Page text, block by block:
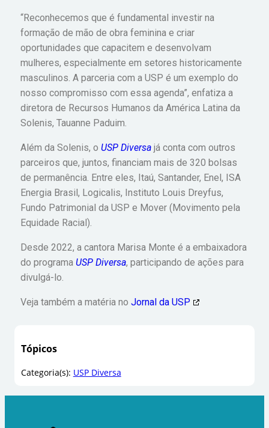
“Reconhecemos que é fundamental investir na
formação de mão de obra feminina e criar
oportunidades que capacitem e desenvolvam
mulheres, especialmente em setores historicamente
masculinos. A parceria com a USP é um exemplo do
nosso compromisso com essa agenda”, enfatiza a
diretora de Recursos Humanos da América Latina da
Solenis, Tauanne Paduim.
Além da Solenis, o USP Diversa já conta com outros
parceiros que, juntos, financiam mais de 320 bolsas
de permanência. Entre eles, Itaú, Santander, Enel, ISA
Energia Brasil, Logicalis, Instituto Louis Dreyfus,
Fundo Patrimonial da USP e Mover (Movimento pela
Equidade Racial).
Desde 2022, a cantora Marisa Monte é a embaixadora
do programa USP Diversa, participando de ações para
divulgá-lo.
Veja também a matéria no Jornal da USP
Tópicos
Categoria(s): USP Diversa